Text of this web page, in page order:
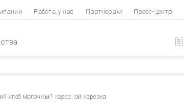
Работа у нас Партнерам Пресс-центр
хлеб молочный нарезной нарезка